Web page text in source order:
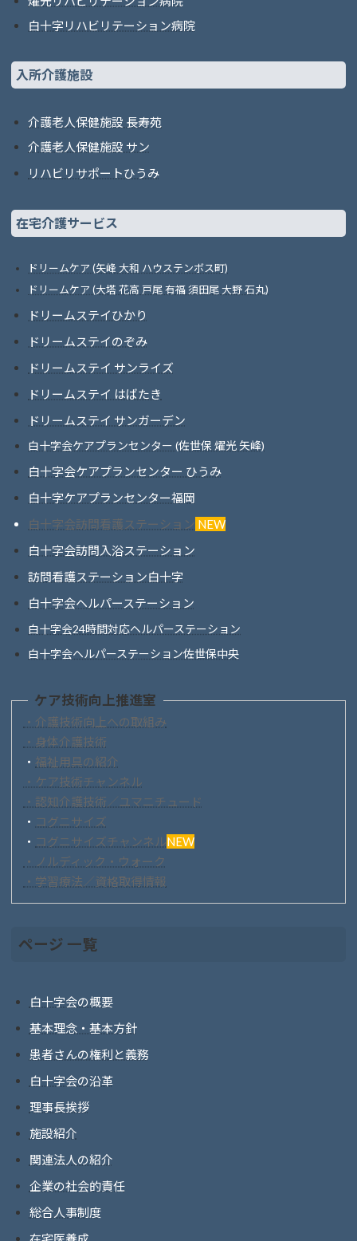
白十字リハビリテーション病院
入所介護施設
介護老人保健施設 長寿苑
介護老人保健施設 サン
リハビリサポートひうみ
在宅介護サービス
ドリームケア (矢峰 大和 ハウステンボス町)
ドリームケア (大塔 花高 戸尾 有福 須田尾 大野 石丸)
ドリームステイひかり
ドリームステイのぞみ
ドリームステイ サンライズ
ドリームステイ はばたき
ドリームステイ サンガーデン
白十字会ケアプランセンター (佐世保 燿光 矢峰)
白十字会ケアプランセンター ひうみ
白十字ケアプランセンター福岡
白十字会訪問看護ステーション NEW
白十字会訪問入浴ステーション
訪問看護ステーション白十字
白十字会ヘルパーステーション
白十字会24時間対応ヘルパーステーション
白十字会ヘルパーステーション佐世保中央
ケア技術向上推進室
・介護技術向上への取組み
・身体介護技術
・ 福祉用具の紹介
・ケア技術チャンネル
・認知介護技術／ユマニチュード
・ コグニサイズ
・ コグニサイズチャンネルNEW
・ノルディック・ウォーク
・学習療法／資格取得情報
ページ 一覧
白十字会の概要
基本理念・基本方針
患者さんの権利と義務
白十字会の沿革
理事長挨拶
施設紹介
関連法人の紹介
企業の社会的責任
総合人事制度